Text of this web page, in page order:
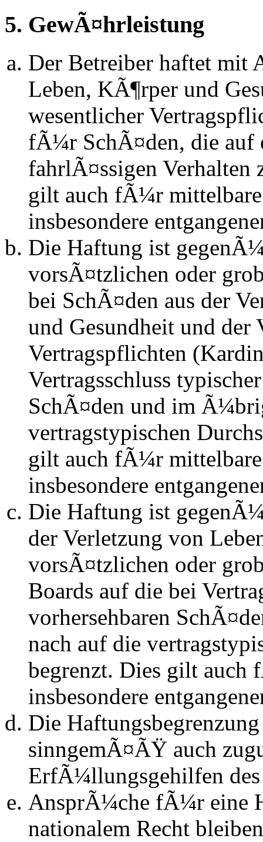
5. GewÃ¤hrleistung
Der Betreiber haftet mit
Leben, KÃ¶rper und
wesentlicher
fÃ¼r SchÃ¤den, die auf
fahrlÃ¤ssigen
gilt auch fÃ¼r
insbesondere
Die Haftung ist
vorsÃ¤tzlichen oder
bei SchÃ¤den aus der
und Gesundheit und der
Vertragspflichten
Vertragsschluss
SchÃ¤den und im
vertragstypischen
gilt auch fÃ¼r
insbesondere
Die Haftung ist
der Verletzung von
vorsÃ¤tzlichen oder
Boards auf die bei
vorhersehbaren
nach auf die
begrenzt. Dies gilt auch
insbesondere
Die
sinngemÃ¤ÃŸ auch
ErfÃ¼llungsgehilfen des
AnsprÃ¼che fÃ¼r eine
nationalem Recht